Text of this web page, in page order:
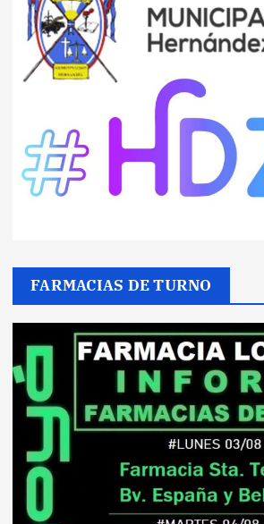
FARMACIAS DE TURNO